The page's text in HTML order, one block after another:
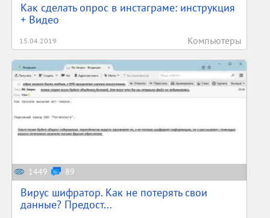
Как сделать опрос в инстаграме: инструкция
+ Видео
15.04.2019 Компьютеры
1449 89
Вирус шифратор. Как не потерять свои
данные? Предост...